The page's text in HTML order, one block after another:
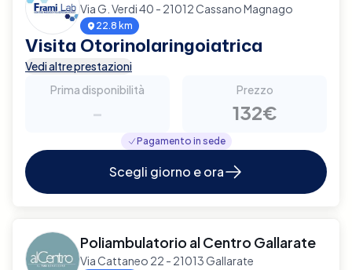
Via G. Verdi 40 - 21012 Cassano Magnago
22.8 km
Visita Otorinolaringoiatrica
Vedi altre prestazioni
Prima disponibilità
-
Prezzo
132€
Pagamento in sede
Scegli giorno e ora
Poliambulatorio al Centro Gallarate
Via Cattaneo 22 - 21013 Gallarate